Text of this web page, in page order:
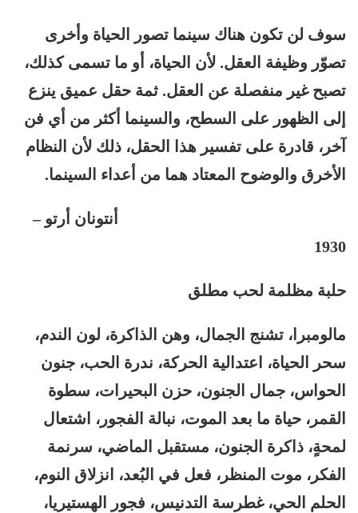
سوف لن تكون هناك سينما تصور الحياة وأخرى
تصوّر وظيفة العقل. لأن الحياة، أو ما تسمى كذلك،
تصبح غير منفصلة عن العقل. ثمة حقل عميق ينزع
إلى الظهور على السطح، والسينما أكثر من أي فن
آخر، قادرة على تفسير هذا الحقل، ذلك لأن النظام
الأخرق والوضوح المعتاد هما من أعداء السينما.
أنتونان أرتو –
1930
حلبة مظلمة لحب مطلق
مالومبرا، تشنج الجمال، وهن الذاكرة، لون الندم،
سحر الحياة، اعتدالية الحركة، ندرة الحب، جنون
الحواس، جمال الجنون، حزن البحيرات، سطوة
القمر، حياة ما بعد الموت، نبالة الفجور، اشتعال
لمحةٍ، ذاكرة الجنون، مستقبل الماضي، سرنمة
الفكر، موت المنظر، فعل في البُعد، انزلاق النوم،
الحلم الحي، غطرسة التدنيس، فجور الهستيريا،